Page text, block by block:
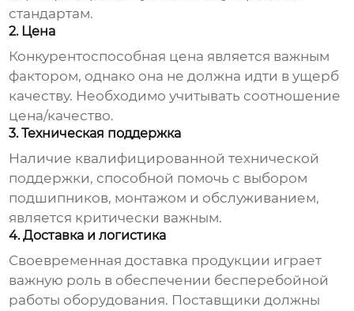
стандартам.
2. Цена
Конкурентоспособная цена является важным
фактором, однако она не должна идти в ущерб
качеству. Необходимо учитывать соотношение
цена/качество.
3. Техническая поддержка
Наличие квалифицированной технической
поддержки, способной помочь с выбором
подшипников, монтажом и обслуживанием,
является критически важным.
4. Доставка и логистика
Своевременная доставка продукции играет
важную роль в обеспечении бесперебойной
работы оборудования. Поставщики должны